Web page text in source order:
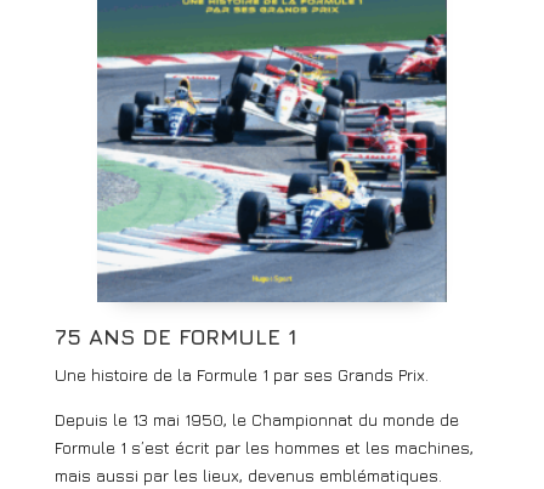
75 ANS DE FORMULE 1
Une histoire de la Formule 1 par ses Grands Prix.
Depuis le 13 mai 1950, le Championnat du monde de
Formule 1 s’est écrit par les hommes et les machines,
mais aussi par les lieux, devenus emblématiques.